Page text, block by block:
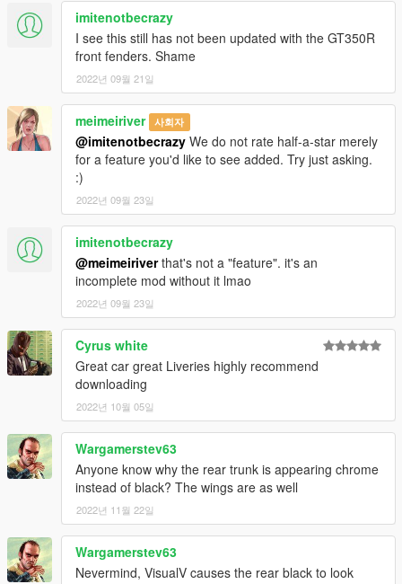
imitenotbecrazy
I see this still has not been updated with the GT350R
front fenders. Shame
2022년 09월 21일
meimeiriver 사회자
@imitenotbecrazy We do not rate half-a-star merely
for a feature you'd like to see added. Try just asking.
:)
2022년 09월 23일
imitenotbecrazy
@meimeiriverthat's not a "feature". it's an
incomplete mod without it lmao
2022년 09월 23일
Cyrus white
Great car great Liveries highly recommend
downloading
2022년 10월 05일
Wargamerstev63
Anyone know why the rear trunk is appearing chrome
instead of black? The wings are as well
2022년 11월 22일
Wargamerstev63
Nevermind, VisualV causes the rear black to look